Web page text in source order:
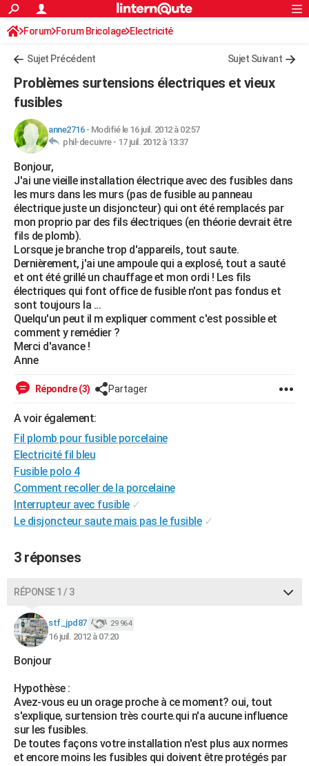
ACTUALITÉS
Politique
Société
Faits Divers
Education
Monde
Villes
+
Programme TV
TNTStreaming
Cinéma
Sorties cinéma
Musique
+FINANCE
Retraite
Impôts
Epargne
Immobilier
Risques naturels par ville
Banque
Assurance
Crédit
AUTO
Essais
Réserver un essai
Citadines
Berlines
SUV
Forum auto
HIGH-TECH
Mobiles
Meilleur smartphone
Internet
Ordinateurs
Jeux vidéo
Guide high-tech
+BRICOLAGE
Forum
Aménagement intérieur
Extérieur
Cuisine
Salle de bains
Jardinage
Rangement
WEEK-END
Guides de France
Escapades
Patrimoine
Expositions
Musées
Week-end nature
+LIFESTYLE
Art de vivre
Bien-être
Loisirs
Mode
Modes de vie
SANTE
Alimentation
Guide de la santé
Maladies
Médicaments
Sommeil
VOYAGE
Destinations
City break
Voyage nature
Voyage de noces
Forum
Climat
+PHOTO
GUIDES D'ACHAT
BONS PLANS
Carte de Noël
Carte Bonne année
Carte Saint-Valentin
Carte Pâques
Carte d'anniversaire
DICTIONNAIRE
Dictionnaire
Biographies
Citations
Expressions
Proverbes
PROGRAMME TV
COPAINS D'AVANT
S'inscrire
Se connecter
Lycées
Collèges
Primaires
Universités
Entreprises
Service militaire
Avis de recherche
AVIS DE DÉCÈS
FORUM
S'inscrire
Connexion
Forum Forum Bricolage Electricité
Sujet Précédent Sujet Suivant
Problèmes surtensions électriques et vieux
fusibles
anne2716- Modifié le 16 juil. 2012 à 02:57
phil-decuivre - 17 juil. 2012 à 13:37
Bonjour,
J'ai une vieille installation électrique avec des fusibles dans
les murs dans les murs (pas de fusible au panneau
électrique juste un disjoncteur) qui ont été remplacés par
mon proprio par des fils électriques (en théorie devrait être
fils de plomb).
Lorsque je branche trop d'appareils, tout saute.
Dernièrement, j'ai une ampoule qui a explosé, tout a sauté
et ont été grillé un chauffage et mon ordi ! Les fils
électriques qui font office de fusible n'ont pas fondus et
sont toujours la ...
Quelqu'un peut il m expliquer comment c'est possible et
comment y remédier ?
Merci d'avance !
Anne
Répondre (3) Partager
A voir également:
Fil plomb pour fusible porcelaine
Electricité fil bleu
Fusible polo 4
Comment recoller de la porcelaine
Interrupteur avec fusible ✓
Le disjoncteur saute mais pas le fusible ✓
3 réponses
RÉPONSE 1 / 3
stf_jpd87 29 964
16 juil. 2012 à 07:20
Bonjour
Hypothèse :
Avez-vous eu un orage proche à ce moment? oui, tout
s'explique, surtension très courte.qui n'a aucune influence
sur les fusibles.
De toutes façons votre installation n'est plus aux normes
et encore moins les fusibles qui doivent être protégés par